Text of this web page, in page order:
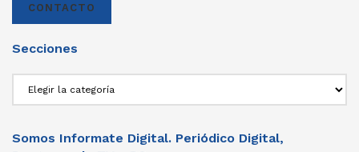
CONTACTO
Secciones
Somos Informate Digital. Periódico Digital,